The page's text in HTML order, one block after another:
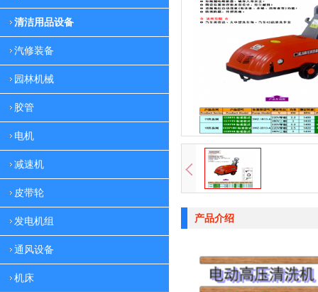
清洁用品设备
汽修装备
园林机械
胶管
电机
减速机
皮带轮
发电机组
通风设备
机床
产品介绍